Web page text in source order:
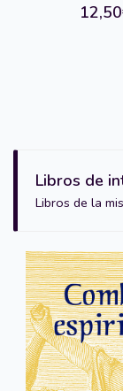
Libros de
Libros de la